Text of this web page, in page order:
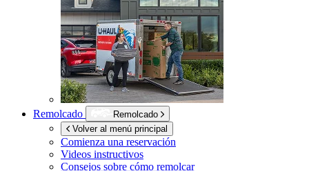
Remolcado
Remolcado
Volver al menú principal
Comienza una reservación
Videos instructivos
Consejos sobre cómo remolcar